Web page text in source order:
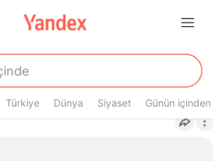
Türkiye Dünya Siyaset Günün içinden